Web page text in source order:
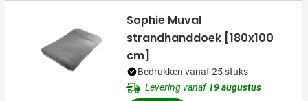
Sophie Muval
strandhanddoek [180x100
cm]
Bedrukken vanaf 25 stuks
Levering vanaf19 augustus